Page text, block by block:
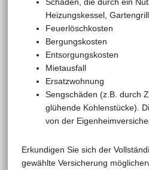
Heizungskessel,
Feuerlöschkosten
Bergungskosten
Entsorgungskosten
Mietausfall
Ersatzwohnung
Sengschäden (z.B. durch
glühende Kohlenstücke).
von der
Erkundigen Sie sich der
gewählte Versicherung